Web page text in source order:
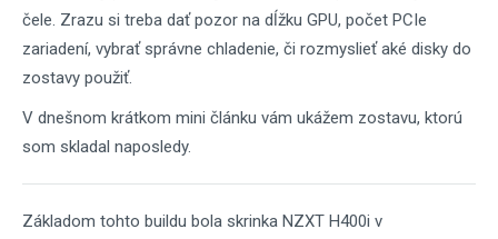
čele. Zrazu si treba dať pozor na dĺžku GPU, počet PCIe
zariadení, vybrať správne chladenie, či rozmyslieť aké disky do
zostavy použiť.
V dnešnom krátkom mini článku vám ukážem zostavu, ktorú
som skladal naposledy.
Základom tohto buildu bola skrinka NZXT H400i v